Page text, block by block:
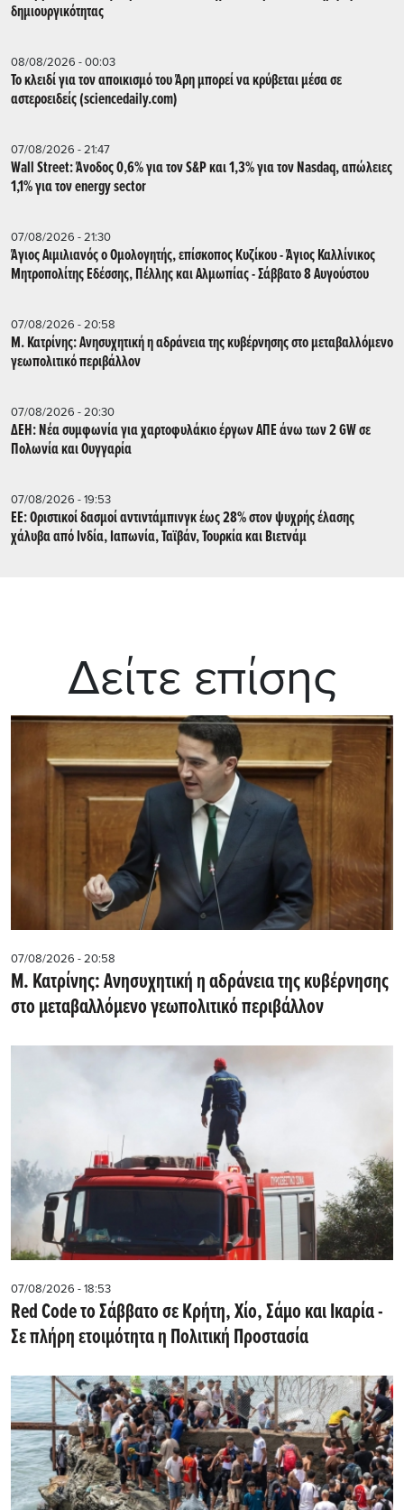
δημιουργικότητας
08/08/2026 - 00:03
Το κλειδί για τον αποικισμό του Άρη μπορεί να κρύβεται μέσα σε
αστεροειδείς (sciencedaily.com)
07/08/2026 - 21:47
Wall Street: Άνοδος 0,6% για τον S&P και 1,3% για τον Nasdaq, απώλειες
1,1% για τον energy sector
07/08/2026 - 21:30
Άγιος Αιμιλιανός ο Ομολογητής, επίσκοπος Κυζίκου - Άγιος Καλλίνικος
Μητροπολίτης Εδέσσης, Πέλλης και Αλμωπίας - Σάββατο 8 Αυγούστου
07/08/2026 - 20:58
Μ. Κατρίνης: Ανησυχητική η αδράνεια της κυβέρνησης στο μεταβαλλόμενο
γεωπολιτικό περιβάλλον
07/08/2026 - 20:30
ΔΕΗ: Νέα συμφωνία για χαρτοφυλάκιο έργων ΑΠΕ άνω των 2 GW σε
Πολωνία και Ουγγαρία
07/08/2026 - 19:53
ΕΕ: Οριστικοί δασμοί αντιντάμπινγκ έως 28% στον ψυχρής έλασης
χάλυβα από Ινδία, Ιαπωνία, Ταϊβάν, Τουρκία και Βιετνάμ
Δείτε επίσης
07/08/2026 - 20:58
Μ. Κατρίνης: Ανησυχητική η αδράνεια της κυβέρνησης
στο μεταβαλλόμενο γεωπολιτικό περιβάλλον
07/08/2026 - 18:53
Red Code το Σάββατο σε Κρήτη, Χίο, Σάμο και Ικαρία -
Σε πλήρη ετοιμότητα η Πολιτική Προστασία